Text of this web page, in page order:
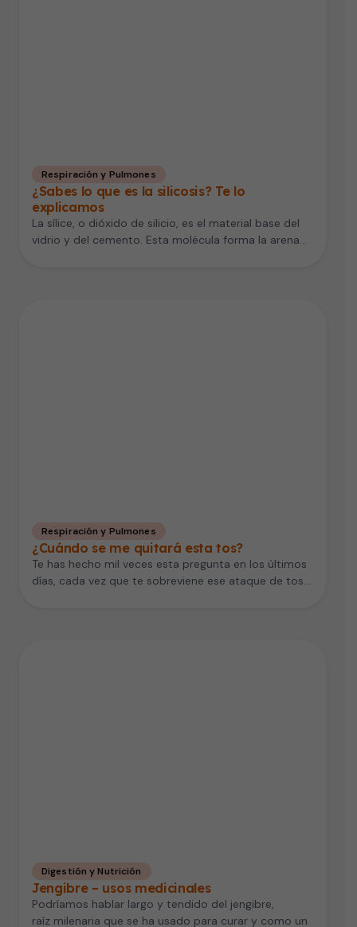
Respiración y Pulmones
¿Sabes lo que es la silicosis? Te lo
explicamos
La sílice, o dióxido de silicio, es el material base del
vidrio y del cemento. Esta molécula forma la arena…
Respiración y Pulmones
¿Cuándo se me quitará esta tos?
Te has hecho mil veces esta pregunta en los últimos
días, cada vez que te sobreviene ese ataque de tos…
Digestión y Nutrición
Jengibre – usos medicinales
Podríamos hablar largo y tendido del jengibre,
raíz milenaria que se ha usado para curar y como un